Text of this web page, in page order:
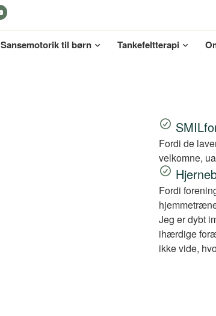
Sansemotorik til børn Tankefeltterapi
Fordi de
velkomne,
Fordi
Jeg er dybt
ihærdige
ikke vide,